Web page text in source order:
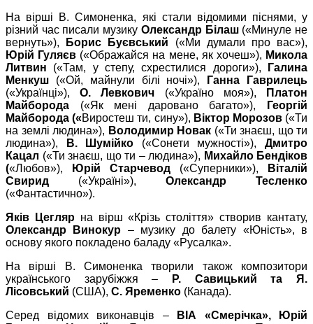
На вірші В. Симоненка, які стали відомими піснями, у
різний час писали музику Олександр Білаш(«Минуле не
вернуть»),
Борис Буєвський («Ми думали про вас»),
Юрій Гуляєв («Ображайся на мене, як хочеш»), Микола
Литвин («Там, у степу, схрестилися дороги»),
Галина
Менкуш («Ой, майнули білі ночі»),
Ганна Гаврилець
(«Українці»),О. Левкович («Україно моя»),
Платон
Майборода («Як мені даровано багато»),
Георгій
Майборода («Виростеш ти, сину»), Віктор Морозов («Ти
на землі людина»), Володимир Новак («Ти знаєш, що ти
людина»),
В. Шумійко («Сонети мужності»), Дмитро
Кацал («Ти знаєш, що ти – людина»), Михайло Бендіков
(«Любов»), Юрій Старчевод («Суперники»),
Віталій
Свирид («Україні»), Олександр Тесленко
(«Фантастично»).
Яків Цеглярна вірш «Крізь століття» створив кантату,
Олександр Винокур – музику до балету «Юність», в
основу якого покладено баладу «Русалка».
На вірші В. Симоненка творили також композитори
українського зарубіжжя –
Р. Савицький та Я.
Лісовський (США), С. Яременко (Канада).
Серед відомих виконавців –
ВІА «Смерічка», Юрій